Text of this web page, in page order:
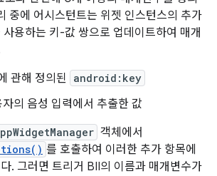
중에 어시스턴트는 위젯 인스턴스의 추가
용하는 키-값 쌍으로 업데이트하여 매개
관해 정의된 android:key
의 음성 입력에서 추출한 값
객체에서
를 호출하여 이러한 추가 항목에
. 그러면 트리거 BII의 이름과 매개변수가